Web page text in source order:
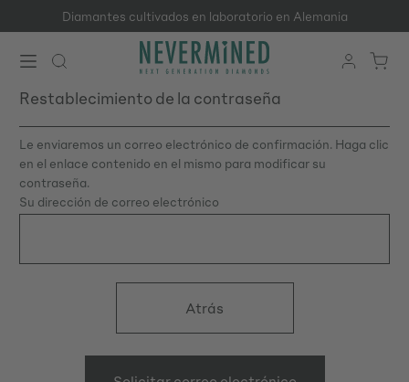
Saltar al contenido principal
Diamantes cultivados en laboratorio en Alemania
Restablecimiento de la contraseña
Le enviaremos un correo electrónico de confirmación. Haga clic
en el enlace contenido en el mismo para modificar su
contraseña.
Su dirección de correo electrónico
Atrás